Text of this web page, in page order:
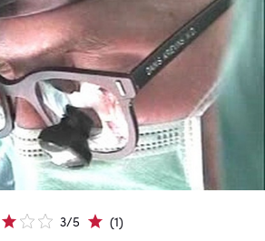
3/5 (1)